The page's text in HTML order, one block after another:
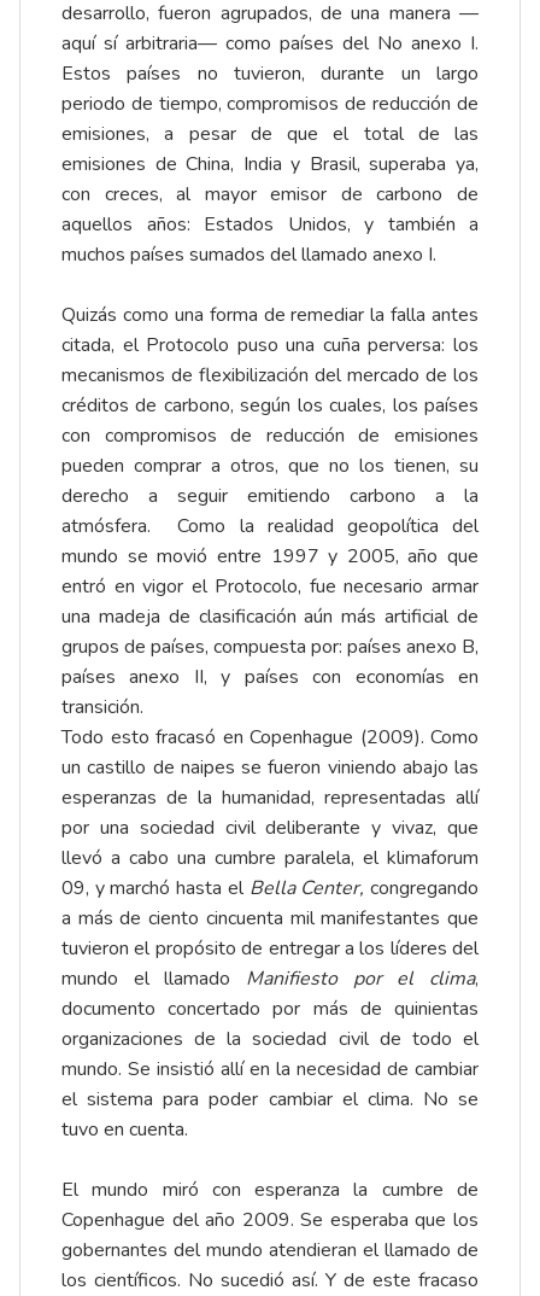
desarrollo, fueron agrupados, de una manera —
aquí sí arbitraria— como países del No anexo I.
Estos países no tuvieron, durante un largo
periodo de tiempo, compromisos de reducción de
emisiones, a pesar de que el total de las
emisiones de China, India y Brasil, superaba ya,
con creces, al mayor emisor de carbono de
aquellos años: Estados Unidos, y también a
muchos países sumados del llamado anexo I.
Quizás como una forma de remediar la falla antes
citada, el Protocolo puso una cuña perversa: los
mecanismos de flexibilización del mercado de los
créditos de carbono, según los cuales, los países
con compromisos de reducción de emisiones
pueden comprar a otros, que no los tienen, su
derecho a seguir emitiendo carbono a la
atmósfera. Como la realidad geopolítica del
mundo se movió entre 1997 y 2005, año que
entró en vigor el Protocolo, fue necesario armar
una madeja de clasificación aún más artificial de
grupos de países, compuesta por: países anexo B,
países anexo II, y países con economías en
transición.
Todo esto fracasó en Copenhague (2009). Como
un castillo de naipes se fueron viniendo abajo las
esperanzas de la humanidad, representadas allí
por una sociedad civil deliberante y vivaz, que
llevó a cabo una cumbre paralela, el klimaforum
09, y marchó hasta el Bella Center, congregando
a más de ciento cincuenta mil manifestantes que
tuvieron el propósito de entregar a los líderes del
mundo el llamado Manifiesto por el clima,
documento concertado por más de quinientas
organizaciones de la sociedad civil de todo el
mundo. Se insistió allí en la necesidad de cambiar
el sistema para poder cambiar el clima. No se
tuvo en cuenta.
El mundo miró con esperanza la cumbre de
Copenhague del año 2009. Se esperaba que los
gobernantes del mundo atendieran el llamado de
los científicos. No sucedió así. Y de este fracaso